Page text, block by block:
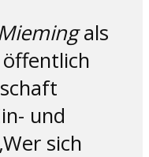
als
und
sich